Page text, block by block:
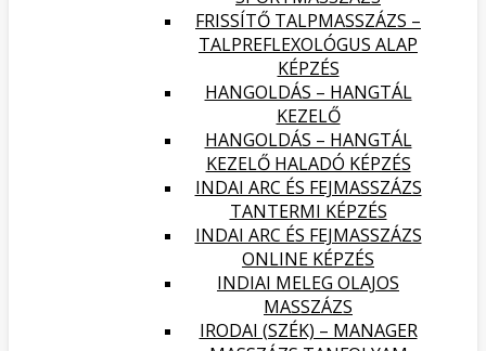
FRISSÍTŐ TALPMASSZÁZS –
TALPREFLEXOLÓGUS ALAP
KÉPZÉS
HANGOLDÁS – HANGTÁL
KEZELŐ
HANGOLDÁS – HANGTÁL
KEZELŐ HALADÓ KÉPZÉS
INDAI ARC ÉS FEJMASSZÁZS
TANTERMI KÉPZÉS
INDAI ARC ÉS FEJMASSZÁZS
ONLINE KÉPZÉS
INDIAI MELEG OLAJOS
MASSZÁZS
IRODAI (SZÉK) – MANAGER